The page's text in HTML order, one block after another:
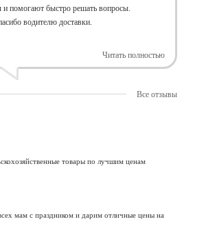
и помогают быстро решать вопросы.
водителю доставки.
Читать полностью
Все отзывы
товары по лучшим ценам
мам с праздником и дарим отличные цены на